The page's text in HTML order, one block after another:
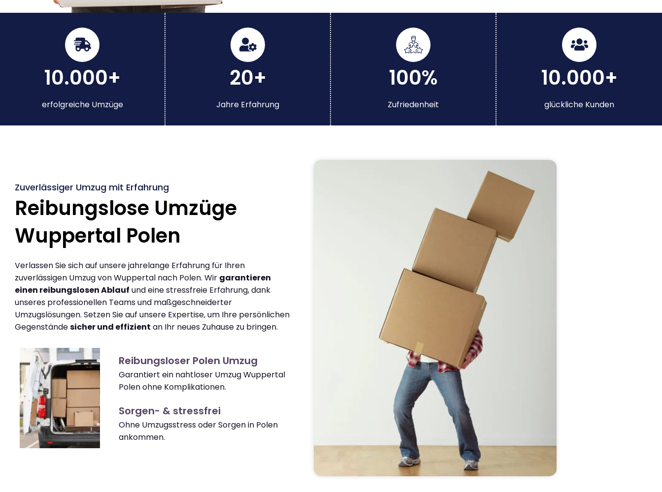
10.000+
erfolgreiche Umzüge
20+
Jahre Erfahrung
100%
Zufriedenheit
10.000+
glückliche Kunden
Zuverlässiger Umzug mit Erfahrung
Reibungslose Umzüge
Wuppertal Polen
Verlassen Sie sich auf unsere jahrelange Erfahrung für Ihren
zuverlässigen Umzug von Wuppertal nach Polen. Wir garantieren
einen reibungslosen Ablauf und eine stressfreie Erfahrung, dank
unseres professionellen Teams und maßgeschneiderter
Umzugslösungen. Setzen Sie auf unsere Expertise, um Ihre persönlichen
Gegenständesicher und effizient an Ihr neues Zuhause zu bringen.
Reibungsloser Polen Umzug
Garantiert ein nahtloser Umzug Wuppertal
Polen ohne Komplikationen.
Sorgen- & stressfrei
Ohne Umzugsstress oder Sorgen in Polen
ankommen.